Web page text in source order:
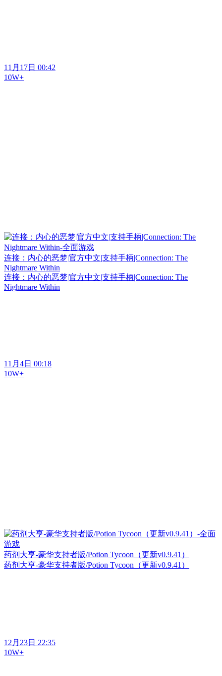
11月17日 00:42
10W+
连接：内心的恶梦|官方中文|支持手柄|Connection: The
Nightmare Within
连接：内心的恶梦|官方中文|支持手柄|Connection: The
Nightmare Within
11月4日 00:18
10W+
药剂大亨-豪华支持者版/Potion Tycoon（更新v0.9.41）
药剂大亨-豪华支持者版/Potion Tycoon（更新v0.9.41）
12月23日 22:35
10W+